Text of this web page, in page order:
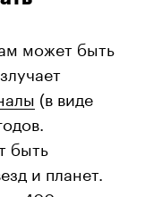
может быть
(в виде
быть
и планет.